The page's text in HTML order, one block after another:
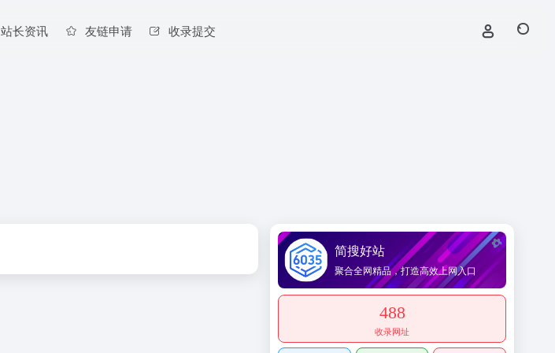
站长资讯 友链申请 收录提交
简搜好站
聚合全网精品，打造高效上网入口
488
收录网址